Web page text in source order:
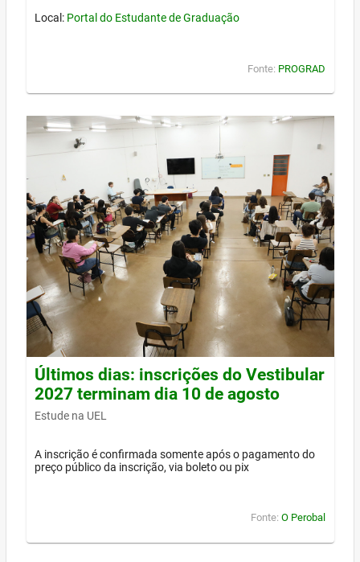
Local: Portal do Estudante de Graduação
Fonte: PROGRAD
Últimos dias: inscrições do Vestibular
2027 terminam dia 10 de agosto
Estude na UEL
A inscrição é confirmada somente após o pagamento do
preço público da inscrição, via boleto ou pix
Fonte: O Perobal